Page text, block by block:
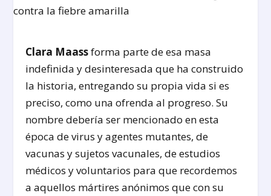
Clara Maassforma parte de esa masa
indefinida y desinteresada que ha construido
la historia, entregando su propia vida si es
preciso, como una ofrenda al progreso. Su
nombre debería ser mencionado en esta
época de virus y agentes mutantes, de
vacunas y sujetos vacunales, de estudios
médicos y voluntarios para que recordemos
a aquellos mártires anónimos que con su